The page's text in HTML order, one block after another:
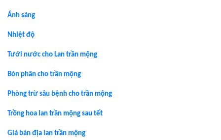
Ánh sáng
Nhiệt độ
Tưới nước cho Lan trần mộng
Bón phân cho trần mộng
Phòng trừ sâu bệnh cho trần mộng
Trồng hoa lan trần mộng sau tết
Giá bán địa lan trần mộng